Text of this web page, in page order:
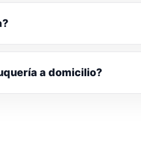
a domicilio?